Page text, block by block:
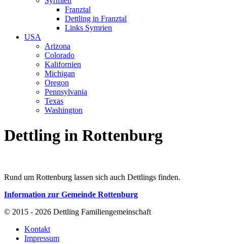
Franztal
Dettling in Franztal
Links Symrien
USA
Arizona
Colorado
Kalifornien
Michigan
Oregon
Pennsylvania
Texas
Washington
Dettling in Rottenburg
Rund um Rottenburg lassen sich auch Dettlings finden.
Information zur Gemeinde Rottenburg
© 2015 - 2026 Dettling Familiengemeinschaft
Kontakt
Impressum